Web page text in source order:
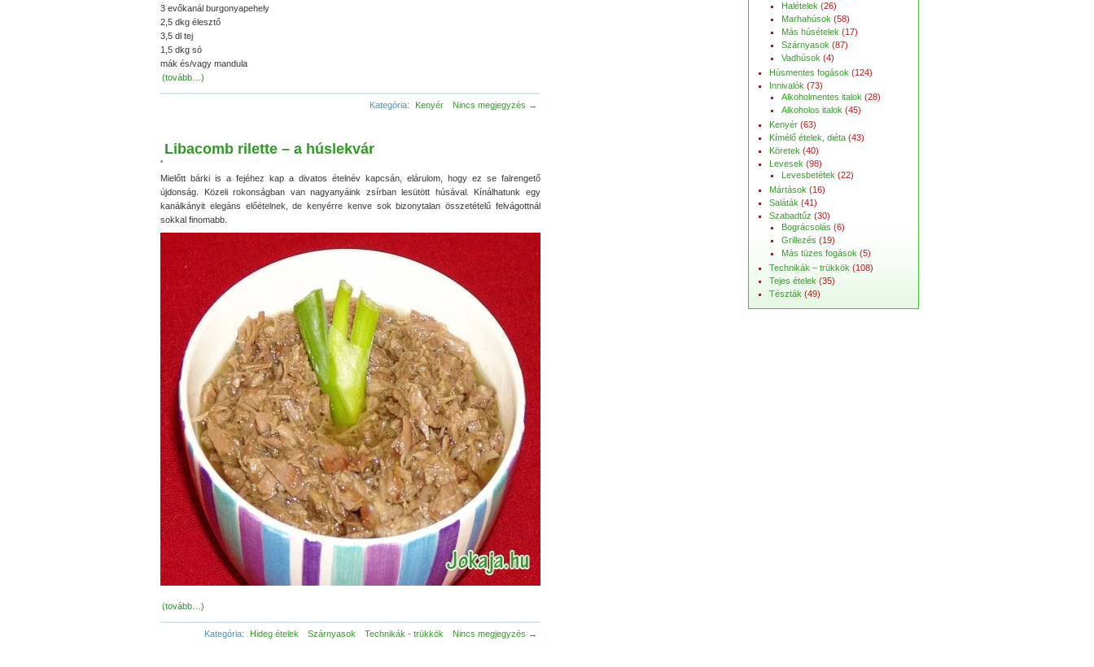
3 evőkanál burgonyapehely
2,5 dkg élesztő
3,5 dl tej
1,5 dkg só
mák és/vagy mandula
(tovább…)
Kategória: Kenyér Nincs megjegyzés →
Libacomb rilette – a húslekvár
•
Mielőtt bárki is a fejéhez kap a divatos ételnév kapcsán, elárulom, hogy ez se falrengető
újdonság. Közeli rokonságban van nagyanyáink zsírban lesütött húsával. Kínálhatunk egy
kanálkányit elegáns előételnek, de kenyérre kenve sok bizonytalan összetételű felvágottnál
sokkal finomabb.
(tovább…)
Kategória: Hideg ételek Szárnyasok Technikák - trükkök Nincs megjegyzés →
Halételek (26)
Marhahúsok (58)
Más húsételek (17)
Szárnyasok (87)
Vadhúsok (4)
Húsmentes fogások (124)
Innivalók (73)
Alkoholmentes italok (28)
Alkoholos italok (45)
Kenyér (63)
Kímélő ételek, diéta (43)
Köretek (40)
Levesek (98)
Levesbetétek (22)
Mártások (16)
Saláták (41)
Szabadtűz (30)
Bográcsolás (6)
Grillezés (19)
Más tüzes fogások (5)
Technikák – trükkök (108)
Tejes ételek (35)
Tészták (49)